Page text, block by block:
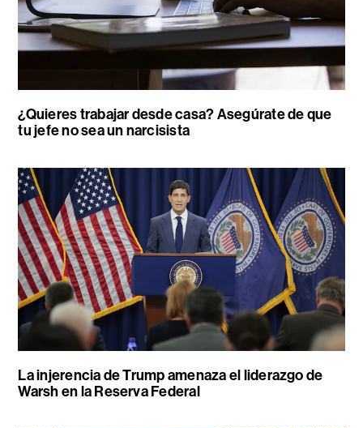
¿Quieres trabajar desde casa? Asegúrate de que
tu jefe no sea un narcisista
La injerencia de Trump amenaza el liderazgo de
Warsh en la Reserva Federal